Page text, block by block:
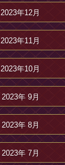
2023年12月
2023年11月
2023年10月
2023年 9月
2023年 8月
2023年 7月